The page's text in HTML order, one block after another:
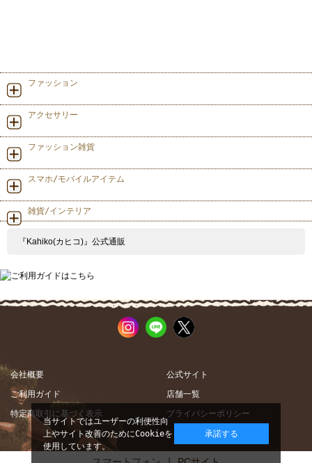
ファッション
アクセサリー
ファッション雑貨
スマホ/モバイルアイテム
雑貨/インテリア
『Kahiko(カヒコ)』公式通販
会社概要
公式サイト
ご利用ガイド
店舗一覧
特定商取引に基づく表示
プライバシーポリシー
当サイトではユーザーの利便性向
上やサイト改善のためにCookieを
使用しています。
承諾する